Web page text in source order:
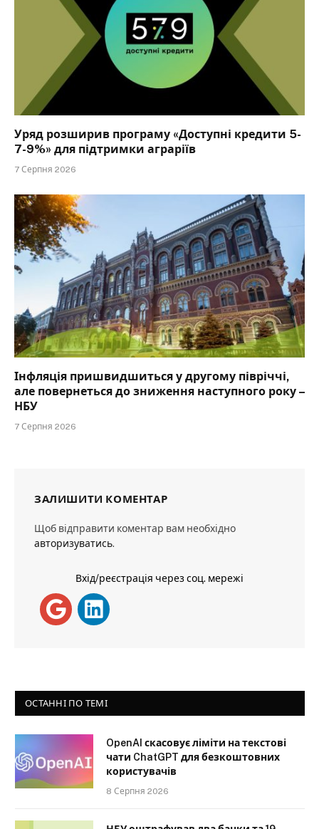
Уряд розширив програму «Доступні кредити 5-
7-9%» для підтримки аграріїв
7 Серпня 2026
Інфляція пришвидшиться у другому півріччі,
але повернеться до зниження наступного року –
НБУ
7 Серпня 2026
ЗАЛИШИТИ КОМЕНТАР
Щоб відправити коментар вам необхідно
авторизуватись.
Вхід/реєстрація через соц. мережі
ОСТАННІ ПО ТЕМІ
OpenAI скасовує ліміти на текстові
чати ChatGPT для безкоштовних
користувачів
8 Серпня 2026